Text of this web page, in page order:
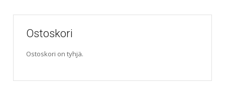
Ostoskori
Ostoskori on tyhjä.